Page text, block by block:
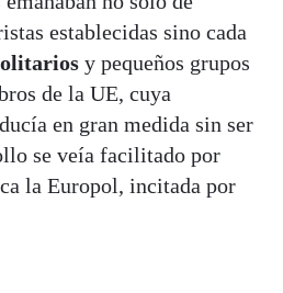
establecidas sino cada
y pequeños grupos
de la UE, cuya
en gran medida sin ser
se veía facilitado por
la Europol, incitada por